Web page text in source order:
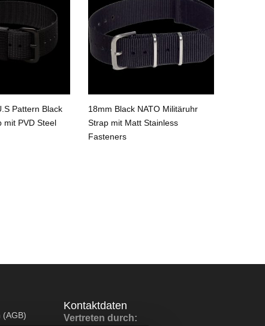
Pattern Black
mit PVD Steel
18mm Black NATO Militäruhr
Strap mit Matt Stainless
Fasteners
(AGB)
Kontaktdaten
Vertreten durch: